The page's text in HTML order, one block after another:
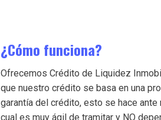
¿Cómo funciona?
Ofrecemos Crédito de Liquidez
que nuestro crédito se basa en una
garantía del crédito, esto se hace
cual es muy ágil de tramitar y NO